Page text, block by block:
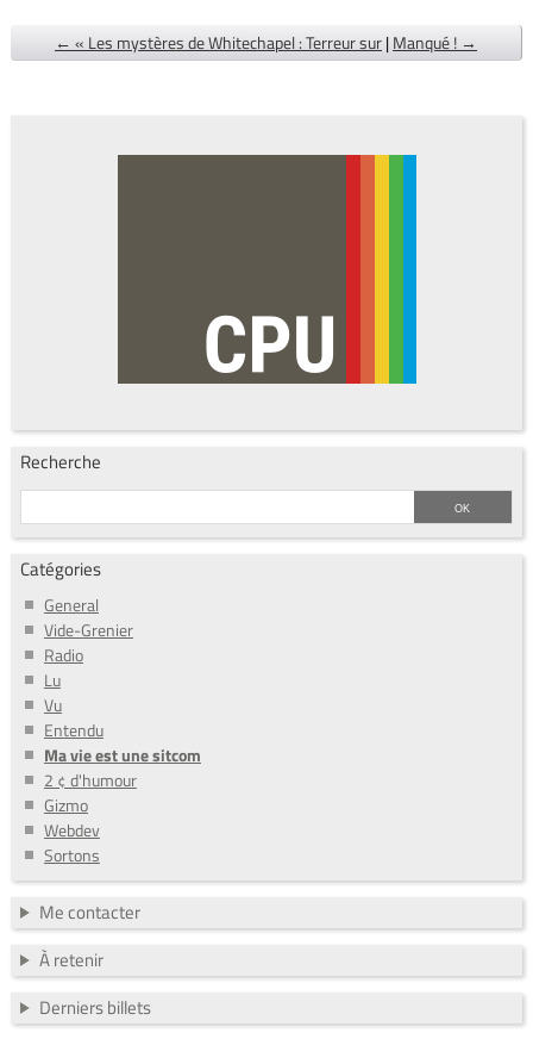
← « Les mystères de Whitechapel : Terreur sur|Manqué ! →
Recherche
Catégories
General
Vide-Grenier
Radio
Lu
Vu
Entendu
Ma vie est une sitcom
2 ¢ d'humour
Gizmo
Webdev
Sortons
Me contacter
À retenir
Derniers billets